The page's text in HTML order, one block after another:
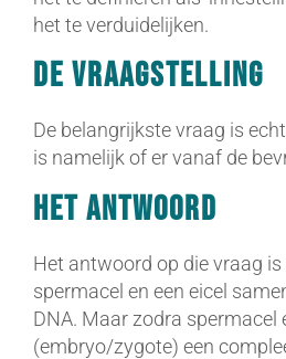
het te verduidelijken.
De vraagstelling
De belangrijkste vraag is
is namelijk of er vanaf de
Het antwoord
Het antwoord op die vraag
spermacel en een eicel
DNA. Maar zodra spermacel
(embryo/zygote) een